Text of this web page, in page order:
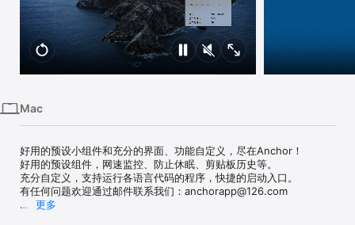
iPad
Mac
Vision
Mac
好用的预设小组件和充分的界面、功能自定义，尽在Anchor！
好用的预设组件，网速监控、防止休眠、剪贴板历史等。
充分自定义，支持运行各语言代码的程序，快捷的启动入口。
有任何问题欢迎通过邮件联系我们：anchorapp@126.com
更多